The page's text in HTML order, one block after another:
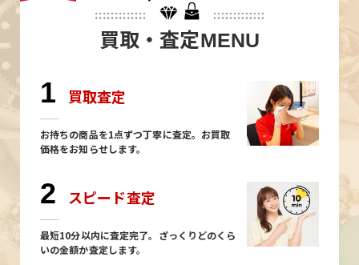
買取・査定MENU
1 買取査定
お持ちの商品を1点ずつ丁寧に査定。お買取
価格をお知らせします。
2 スピード査定
最短10分以内に査定完了。ざっくりどのくら
いの金額か査定します。